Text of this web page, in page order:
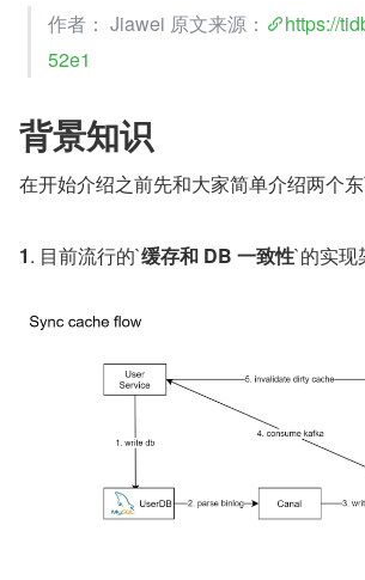
作者： Jiawei 原文来源：
https://
52e1
背景知识
在开始介绍之前先和大家简单介绍两个东
1. 目前流行的`缓存和 DB 一致性`的实现